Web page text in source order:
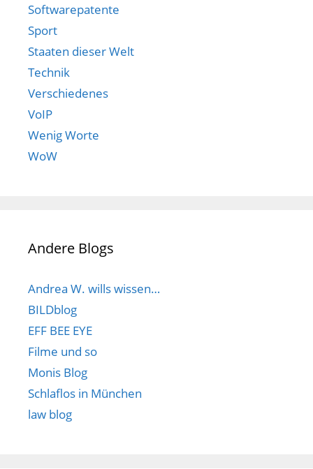
Softwarepatente
Sport
Staaten dieser Welt
Technik
Verschiedenes
VoIP
Wenig Worte
WoW
Andere Blogs
Andrea W. wills wissen…
BILDblog
EFF BEE EYE
Filme und so
Monis Blog
Schlaflos in München
law blog